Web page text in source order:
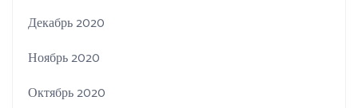
Декабрь 2020
Ноябрь 2020
Октябрь 2020